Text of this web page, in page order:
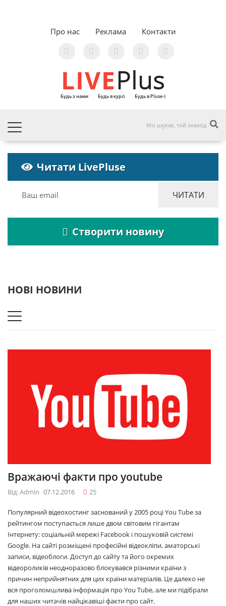
Про нас Реклама Контакти
LIVEPlus
Будь з нами Будь в курсі Будь в Pluse-)
Читати LivePluse
Створити новину
НОВІ НОВИНИ
Вражаючі факти про youtube
Від: Admin 07.12.2016 25
Популярний відеохостинг заснований у 2005 році You Tube за
рейтингом поступається лише двом світовим гігантам
Інтернету: соціальній мережі Facebook і пошуковій системі
Google. На сайті розміщені професійні відеокліпи, аматорські
записи, відеоблоги. Доступ до сайту та його окремих
відеороликів неодноразово блокувався різними країни з
причин неприйнятних для цих країни матеріалів. Це далеко не
вся проголомшлива інформація про You Tube, але ми підібрали
для наших читачів найцікавіші факти про сайт.